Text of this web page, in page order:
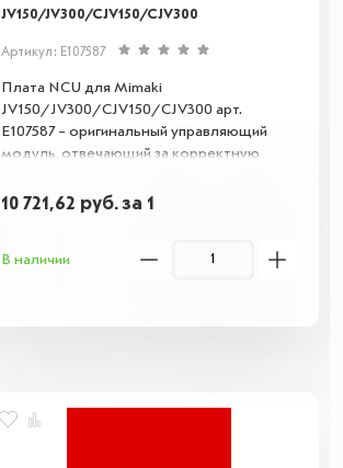
JV150/JV300/CJV150/CJV300
Артикул: E107587
Плата NCU для Mimaki
JV150/JV300/CJV150/CJV300 арт.
E107587 – оригинальный управляющий
модуль, отвечающий за корректную
принтера. Обеспечивает стабильную
службы оборудования. Совместима с
10 721,62 руб.за 1
В наличии